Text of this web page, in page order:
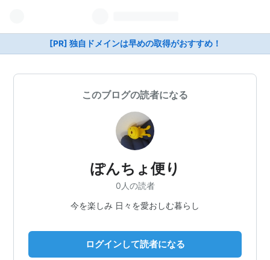
[PR] 独自ドメインは早めの取得がおすすめ！
このブログの読者になる
ぽんちょ便り
0人の読者
今を楽しみ 日々を愛おしむ暮らし
ログインして読者になる